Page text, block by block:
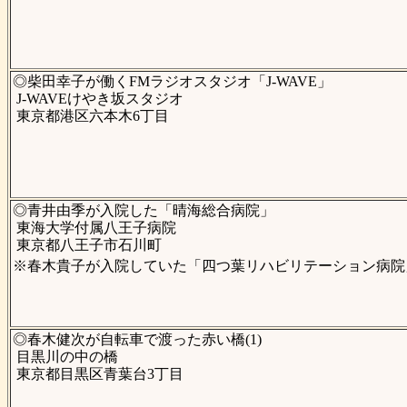
◎柴田幸子が働くFMラジオスタジオ「J-WAVE」
J-WAVEけやき坂スタジオ
東京都港区六本木6丁目
◎青井由季が入院した「晴海総合病院」
東海大学付属八王子病院
東京都八王子市石川町
※春木貴子が入院していた「四つ葉リハビリテーション病
◎春木健次が自転車で渡った赤い橋(1)
目黒川の中の橋
東京都目黒区青葉台3丁目